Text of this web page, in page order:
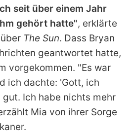
seit über einem Jahr
gehört hatte", erklärte
The Sun. Dass Bryan
geantwortet hatte,
vorgekommen. "Es war
ich dachte: 'Gott, ich
Ich habe nichts mehr
Mia von ihrer Sorge